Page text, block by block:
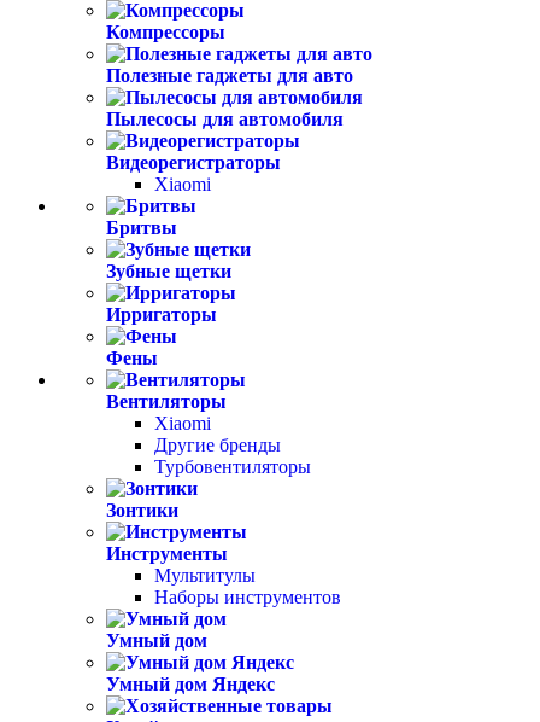
Компрессоры
Полезные гаджеты для авто
Пылесосы для автомобиля
Видеорегистраторы
Xiaomi
Бритвы
Зубные щетки
Ирригаторы
Фены
Вентиляторы
Xiaomi
Другие бренды
Турбовентиляторы
Зонтики
Инструменты
Мультитулы
Наборы инструментов
Умный дом
Умный дом Яндекс